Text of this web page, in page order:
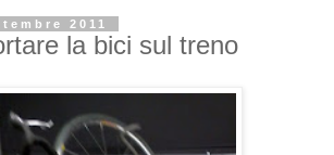
2011
la bici sul treno